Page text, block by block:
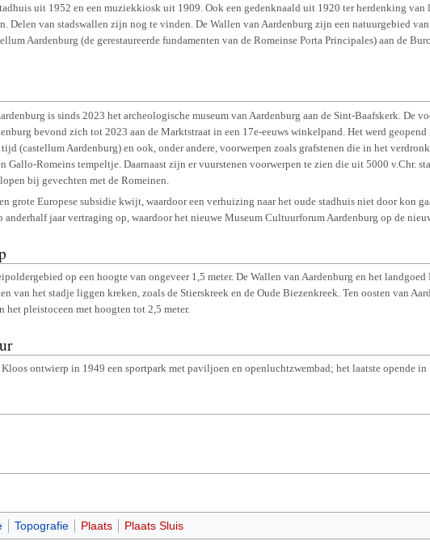
uit 1952 en een muziekkiosk uit 1909. Ook een gedenknaald uit 1920 ter herdenking van
Delen van stadswallen zijn nog te vinden. De Wallen van Aardenburg zijn een natuurgebied
Aardenburg (de gerestaureerde fundamenten van de Romeinse Porta Principales) aan de
is sinds 2023 het archeologische museum van Aardenburg aan de Sint-Baafskerk. De
bevond zich tot 2023 aan de Marktstraat in een 17e-eeuws winkelpand. Het werd
(castellum Aardenburg) en ook, onder andere, voorwerpen zoals grafstenen die in het
Gallo-Romeins tempeltje. Daarnaast zijn er vuurstenen voorwerpen te zien die uit 5000 v.Chr.
bij gevechten met de Romeinen.
grote Europese subsidie kwijt, waardoor een verhuizing naar het oude stadhuis niet door kon
jaar vertraging op, waardoor het nieuwe Museum Cultuurforum Aardenburg op de
op een hoogte van ongeveer 1,5 meter. De Wallen van Aardenburg en het
van het stadje liggen kreken, zoals de Stierskreek en de Oude Biezenkreek. Ten oosten van
het pleistoceen met hoogten tot 2,5 meter.
Kloos ontwierp in 1949 een sportpark met paviljoen en openluchtzwembad; het laatste opende
Topografie Plaats Plaats Sluis